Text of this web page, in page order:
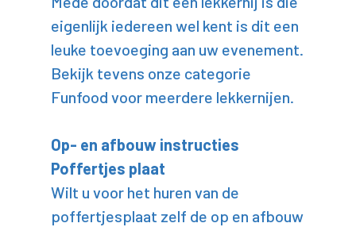
eigenlijk iedereen wel kent is dit een
leuke toevoeging aan uw evenement.
Bekijk tevens onze categorie
Funfood voor meerdere lekkernijen.
Op- en afbouw instructies
Poffertjes plaat
Wilt u voor het huren van de
poffertjesplaat zelf de op en afbouw